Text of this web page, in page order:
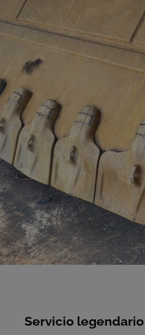
Servicio legendario